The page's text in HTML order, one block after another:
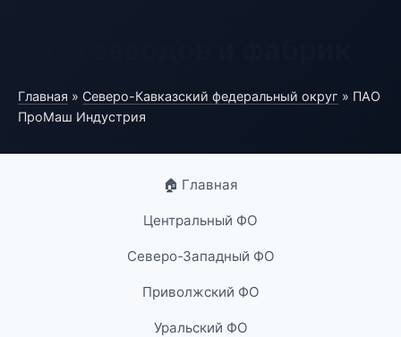
Главная » Северо-Кавказский федеральный округ » ПАО
ПроМаш Индустрия
🏠 Главная
Центральный ФО
Северо-Западный ФО
Приволжский ФО
Уральский ФО